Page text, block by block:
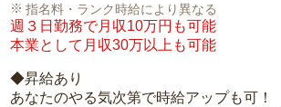
指名料・ランク時給により異なる
週３日勤務で月収10万円も可能
本業として月収30万以上も可能
◆昇給あり
あなたのやる気次第で時給アップも可！